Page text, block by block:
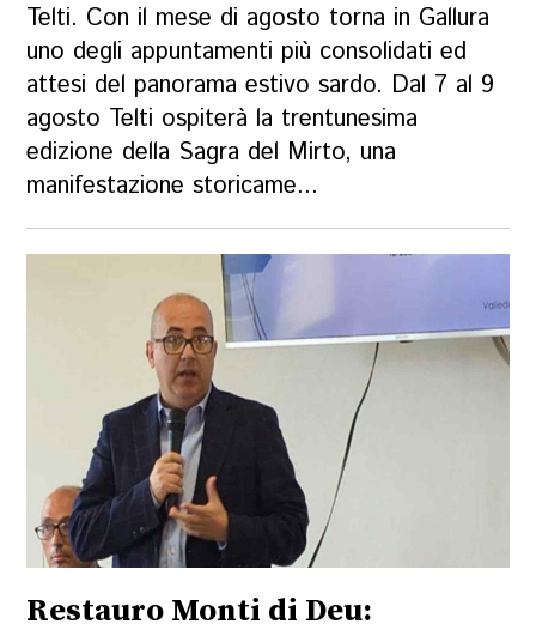
Telti. Con il mese di agosto torna in Gallura
uno degli appuntamenti più consolidati ed
attesi del panorama estivo sardo. Dal 7 al 9
agosto Telti ospiterà la trentunesima
edizione della Sagra del Mirto, una
manifestazione storicame...
Restauro Monti di Deu: